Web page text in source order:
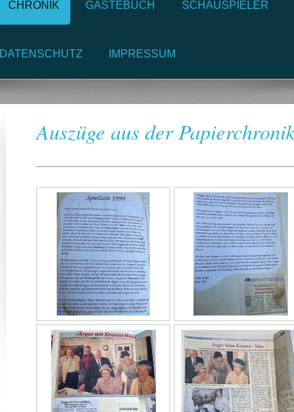
CHRONIK GÄSTEBUCH SCHAUSPIELER
DATENSCHUTZ IMPRESSUM
Auszüge aus der